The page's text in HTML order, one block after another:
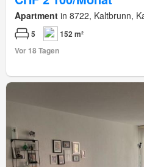
Apartment in 8722, Kaltbrunn,
5
152 m²
Vor 18 Tagen